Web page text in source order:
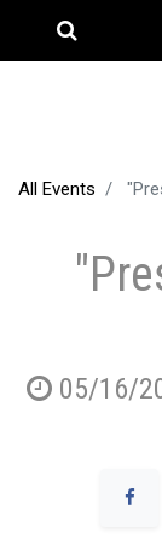
All Events
05/16/